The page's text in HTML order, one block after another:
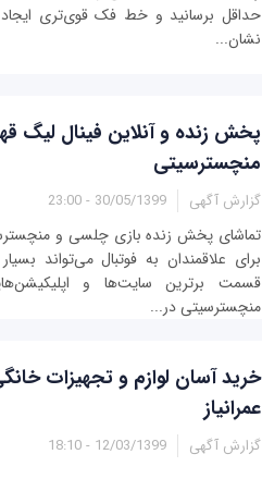
حداقل برسانید و خط فک قوی‌تری ایجاد
نشان...
پخش زنده و آنلاین فینال لیگ
منچسترسیتی
گزارش آگهی 30/05/1399 - 23:00
برای علاقمندان به فوتبال می‌تواند
قسمت برترین سایت‌ها و
منچسترسیتی در...
خرید آسان لوازم و تجهیزات
عمرانیاز
گزارش آگهی 12/03/1399 - 18:10